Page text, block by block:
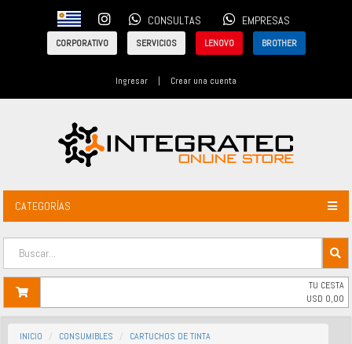
CONSULTAS EMPRESAS
CORPORATIVO SERVICIOS LENOVO BROTHER
Ingresar | Crear una cuenta
CATEGORÍAS
TU CESTA
USD 0,00
INICIO CONSUMIBLES CARTUCHOS DE TINTA